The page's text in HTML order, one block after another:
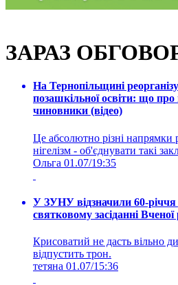
ЗАРАЗ
На Тернопільщині
позашкільної освіти: що
чиновники (відео)
Це абсолютно різні
нігелізм - об'єднувати такі
Ольга 01.07/19:35
У ЗУНУ відзначили 60-річчя
святковому засіданні
Крисоватий не дасть вільно
відпустить трон.
тетяна 01.07/15:36